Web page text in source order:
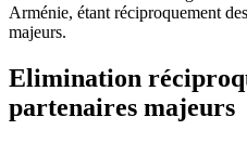
Arménie, étant réciproquement
majeurs.
Elimination
partenaires majeurs